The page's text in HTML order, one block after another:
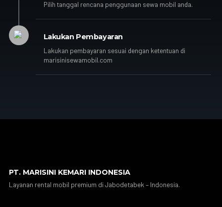
Pilih tanggal rencana penggunaan sewa mobil anda.
Lakukan Pembayaran
Lakukan pembayaran sesuai dengan ketentuan di
marisinisewamobil.com
PT. MARISINI KEMARI INDONESIA
Layanan rental mobil premium di Jabodetabek – Indonesia.